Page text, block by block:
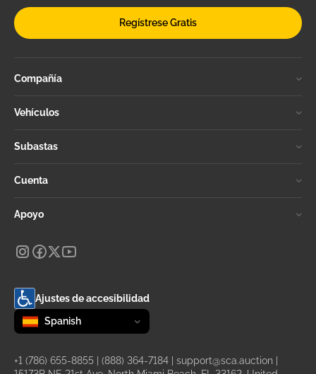
Regístrese Gratis
Compañía
Vehículos
Subastas
Cuenta
Apoyo
Ajustes de accesibilidad
Change language
selected
Spanish
+1 (786) 655-8855 (888) 364-7184 support@sca.auction